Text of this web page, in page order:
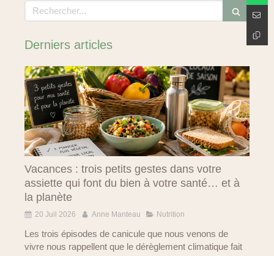
Rechercher
Derniers articles
Vacances : trois petits gestes dans votre
assiette qui font du bien à votre santé… et à
la planète
20 Juil 2026 Anne Manteau Nutrition
Les trois épisodes de canicule que nous venons de
vivre nous rappellent que le dérèglement climatique fait